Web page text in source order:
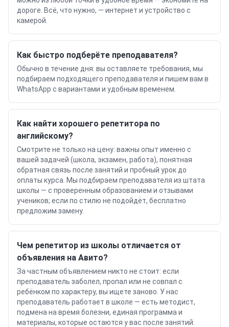
дороге. Всё, что нужно, — интернет и устройство с
камерой.
Как быстро подберёте преподавателя?
Обычно в течение дня: вы оставляете требования, мы
подбираем подходящего преподавателя и пишем вам в
WhatsApp с вариантами и удобным временем.
Как найти хорошего репетитора по
английскому?
Смотрите не только на цену: важны опыт именно с
вашей задачей (школа, экзамен, работа), понятная
обратная связь после занятий и пробный урок до
оплаты курса. Мы подбираем преподавателя из штата
школы — с проверенным образованием и отзывами
учеников; если по стилю не подойдёт, бесплатно
предложим замену.
Чем репетитор из школы отличается от
объявления на Авито?
За частным объявлением никто не стоит: если
преподаватель заболел, пропал или не совпал с
ребёнком по характеру, вы ищете заново. У нас
преподаватель работает в школе — есть методист,
подмена на время болезни, единая программа и
материалы, которые остаются у вас после занятий.